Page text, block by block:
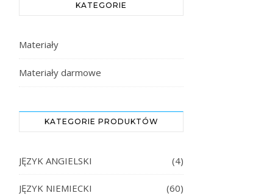
KATEGORIE
Materiały
Materiały darmowe
KATEGORIE PRODUKTÓW
JĘZYK ANGIELSKI (4)
JĘZYK NIEMIECKI
(60)